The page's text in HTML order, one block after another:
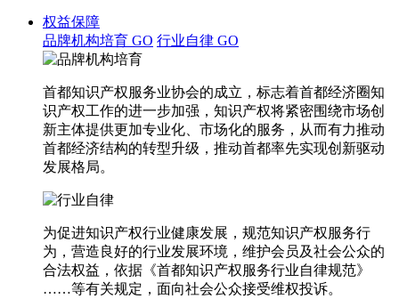
权益保障
品牌机构培育 GO 行业自律 GO
首都知识产权服务业协会的成立，标志着首都经济圈知
识产权工作的进一步加强，知识产权将紧密围绕市场创
新主体提供更加专业化、市场化的服务，从而有力推动
首都经济结构的转型升级，推动首都率先实现创新驱动
发展格局。
为促进知识产权行业健康发展，规范知识产权服务行
为，营造良好的行业发展环境，维护会员及社会公众的
合法权益，依据《首都知识产权服务行业自律规范》
……等有关规定，面向社会公众接受维权投诉。